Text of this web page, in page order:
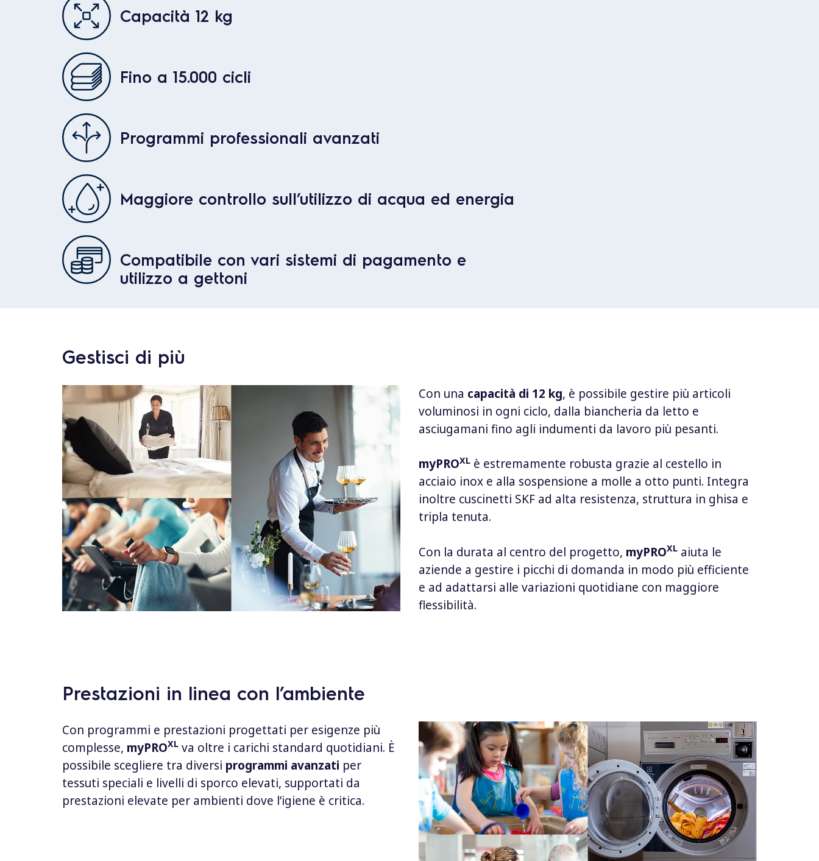
Capacità 12 kg
Fino a 15.000 cicli
Programmi professionali avanzati
Maggiore controllo sull’utilizzo di acqua ed energia
Compatibile con vari sistemi di pagamento e
utilizzo a gettoni
Gestisci di più
Con una capacità di 12 kg, è possibile gestire più articoli
voluminosi in ogni ciclo, dalla biancheria da letto e
asciugamani fino agli indumenti da lavoro più pesanti.
myPROXL è estremamente robusta grazie al cestello in
acciaio inox e alla sospensione a molle a otto punti. Integra
inoltre cuscinetti SKF ad alta resistenza, struttura in ghisa e
tripla tenuta.
Con la durata al centro del progetto, myPROXL aiuta le
aziende a gestire i picchi di domanda in modo più efficiente
e ad adattarsi alle variazioni quotidiane con maggiore
flessibilità.
Prestazioni in linea con l’ambiente
Con programmi e prestazioni progettati per esigenze più
complesse, myPROXL va oltre i carichi standard quotidiani. È
possibile scegliere tra diversi programmi avanzati per
tessuti speciali e livelli di sporco elevati, supportati da
prestazioni elevate per ambienti dove l’igiene è critica.